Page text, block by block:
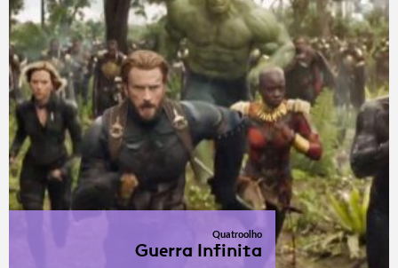
Quatroolho
Guerra Infinita